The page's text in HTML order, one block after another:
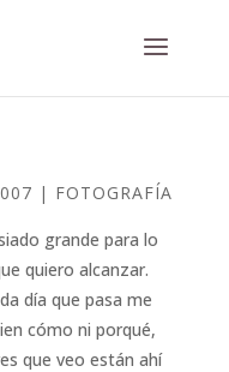
| FOTOGRAFÍA
grande para lo
quiero alcanzar.
día que pasa me
cómo ni porqué,
que veo están ahí